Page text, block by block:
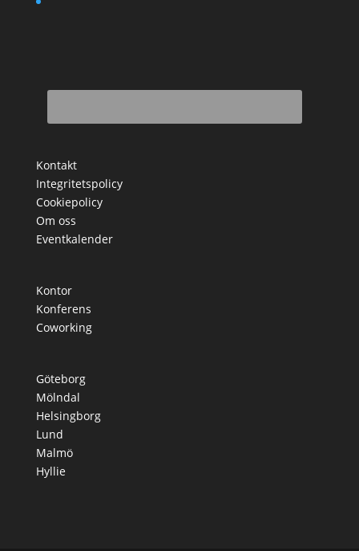
Kontakt
Integritetspolicy
Cookiepolicy
Om oss
Eventkalender
Kontor
Konferens
Coworking
Göteborg
Mölndal
Helsingborg
Lund
Malmö
Hyllie